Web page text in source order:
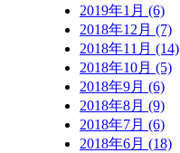
2019年1月 (6)
2018年12月 (7)
2018年11月 (14)
2018年10月 (5)
2018年9月 (6)
2018年8月 (9)
2018年7月 (6)
2018年6月 (18)